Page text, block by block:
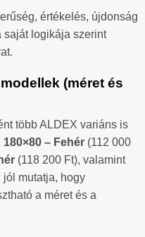
értékelés, újdonság
saját logikája szerint
(méret és
több ALDEX variáns is
– Fehér (112 000
(118 200 Ft), valamint
mutatja, hogy
a méret és a